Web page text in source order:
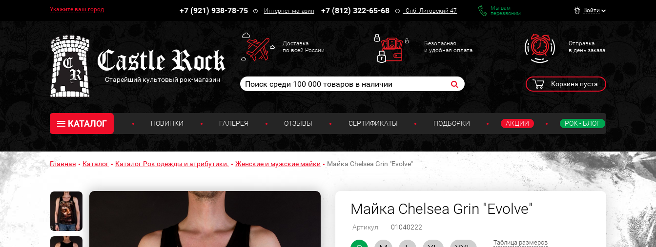
Укажите ваш город +7 (921) 938-78-75 - Интернет-магазин +7 (812) 322-65-68 -Спб. Лиговский 47
Мы вам
перезвоним
Войти
Старейший культовый рок-магазин
Доставка
по всей России
Безопасная
и удобная оплата
Отправка
в день заказа
Корзина пуста
КАТАЛОГ НОВИНКИ ГАЛЕРЕЯ ОТЗЫВЫ СЕРТИФИКАТЫ ПОДБОРКИ АКЦИИ РОК - БЛОГ
Главная Каталог Каталог Рок одежды и атрибутики. Женские и мужские майки Майка Chelsea Grin "Evolve"
Майка Chelsea Grin "Evolve"
Артикул: 01040222
Таблица размеров